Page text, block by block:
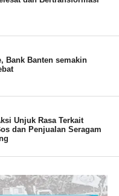
hukum dari pada
terduga
melakukan
pidana.
Bank Banten semakin
Unjuk Rasa Terkait
dan Penjualan Seragam